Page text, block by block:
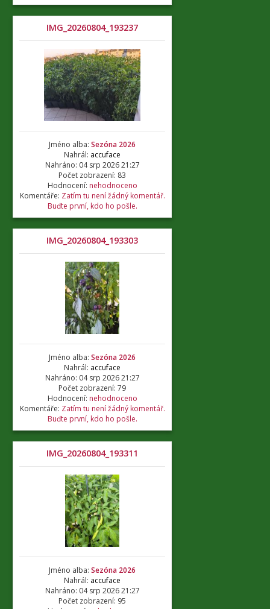
IMG_20260804_193237
Jméno alba: Sezóna 2026
Nahrál: accuface
Nahráno: 04 srp 2026 21:27
Počet zobrazení: 83
Hodnocení: nehodnoceno
Komentáře: Zatím tu není žádný komentář.
Buďte první, kdo ho pošle.
IMG_20260804_193303
Jméno alba: Sezóna 2026
Nahrál: accuface
Nahráno: 04 srp 2026 21:27
Počet zobrazení: 79
Hodnocení: nehodnoceno
Komentáře: Zatím tu není žádný komentář.
Buďte první, kdo ho pošle.
IMG_20260804_193311
Jméno alba: Sezóna 2026
Nahrál: accuface
Nahráno: 04 srp 2026 21:27
Počet zobrazení: 95